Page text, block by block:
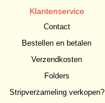
Klantenservice
Contact
Bestellen en betalen
Verzendkosten
Folders
Stripverzameling verkopen?